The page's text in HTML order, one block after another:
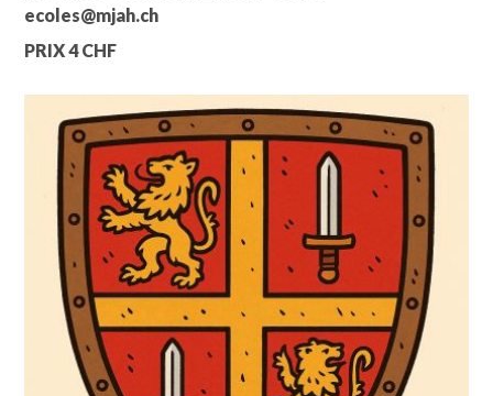
ecoles@mjah.ch
PRIX 4 CHF